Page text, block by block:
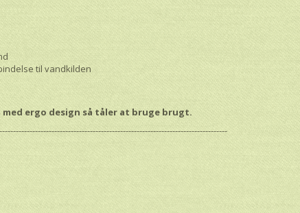
til vandkilden
ergo design så tåler at bruge brugt.